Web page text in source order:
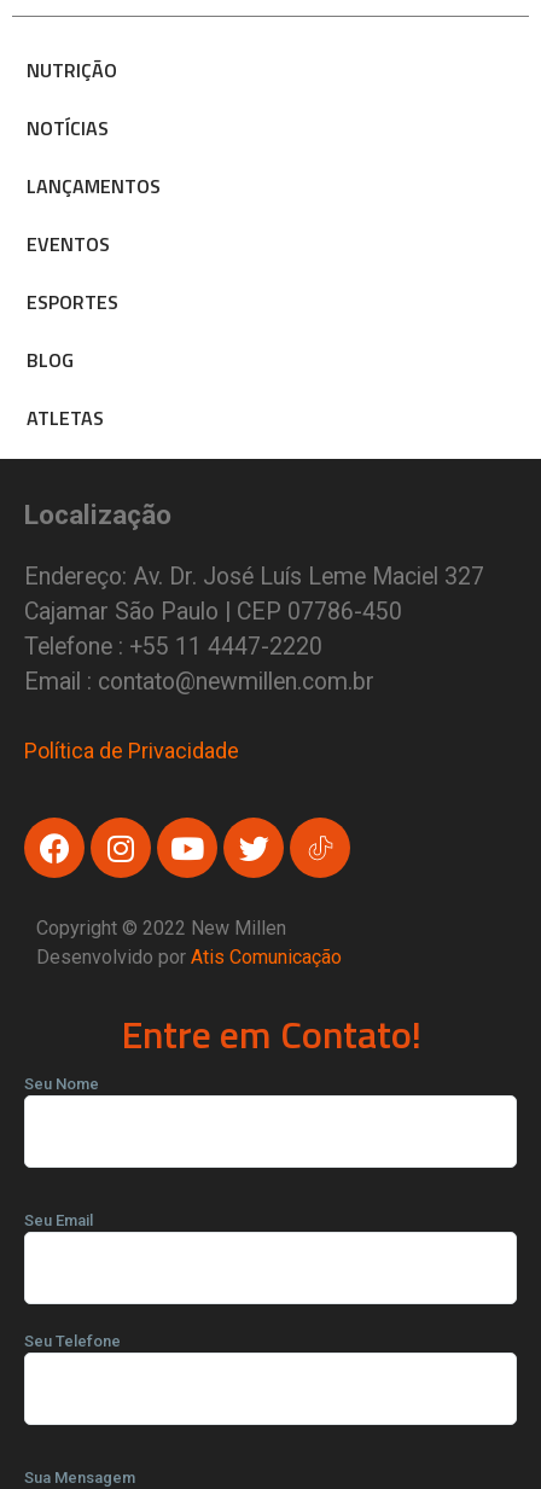
NUTRIÇÃO
NOTÍCIAS
LANÇAMENTOS
EVENTOS
ESPORTES
BLOG
ATLETAS
Localização
Endereço: Av. Dr. José Luís Leme Maciel 327
Cajamar São Paulo | CEP 07786-450
Telefone : +55 11 4447-2220
Email : contato@newmillen.com.br
Política de Privacidade
Copyright © 2022 New Millen
Desenvolvido por Atis Comunicação
Entre em Contato!
Seu Nome
Seu Email
Seu Telefone
Sua Mensagem